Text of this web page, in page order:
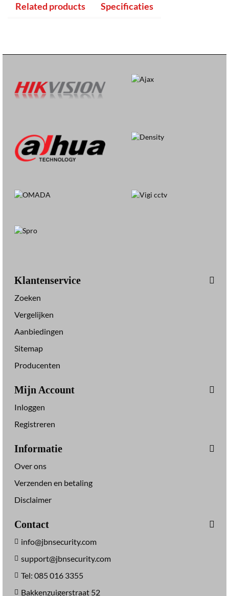
Related products Specificaties
Klantenservice
Zoeken
Vergelijken
Aanbiedingen
Sitemap
Producenten
Mijn Account
Inloggen
Registreren
Informatie
Over ons
Verzenden en betaling
Disclaimer
Contact
info@jbnsecurity.com
support@jbnsecurity.com
Tel: 085 016 3355
Bakkenzuigerstraat 52